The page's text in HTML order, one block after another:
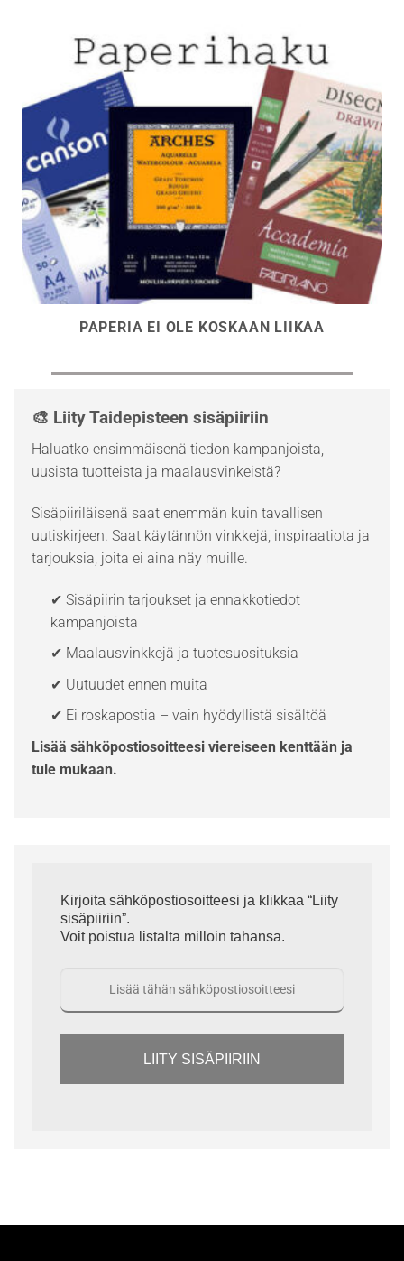
PAPERIA EI OLE KOSKAAN LIIKAA
🎨 Liity Taidepisteen sisäpiiriin
Haluatko ensimmäisenä tiedon kampanjoista,
uusista tuotteista ja maalausvinkeistä?
Sisäpiiriläisenä saat enemmän kuin tavallisen
uutiskirjeen. Saat käytännön vinkkejä, inspiraatiota ja
tarjouksia, joita ei aina näy muille.
✔ Sisäpiirin tarjoukset ja ennakkotiedot
kampanjoista
✔ Maalausvinkkejä ja tuotesuosituksia
✔ Uutuudet ennen muita
✔ Ei roskapostia – vain hyödyllistä sisältöä
Lisää sähköpostiosoitteesi viereiseen kenttään ja
tule mukaan.
Kirjoita sähköpostiosoitteesi ja klikkaa “Liity
sisäpiiriin”.
Voit poistua listalta milloin tahansa.
LIITY SISÄPIIRIIN